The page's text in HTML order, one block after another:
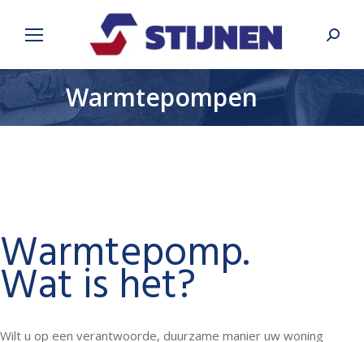
Warmtepompen
Warmtepomp.
Wat is het?
Wilt u op een verantwoorde, duurzame manier uw woning